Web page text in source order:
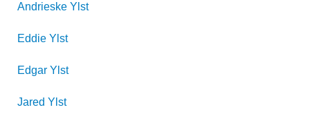
Andrieske Ylst
Eddie Ylst
Edgar Ylst
Jared Ylst